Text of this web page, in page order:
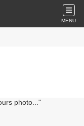
MENU